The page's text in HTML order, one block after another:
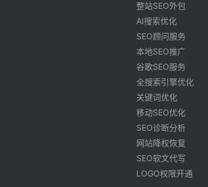
整站SEO外包
AI搜索优化
SEO顾问服务
本地SEO推广
谷歌SEO服务
全搜索引擎优化
关键词优化
移动SEO优化
SEO诊断分析
网站降权恢复
SEO软文代写
LOGO权限开通